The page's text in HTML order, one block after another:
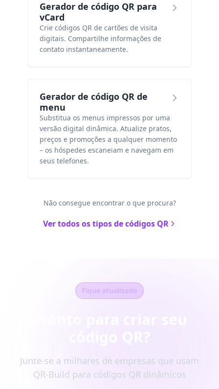
Gerador de código QR para
vCard
Crie códigos QR de cartões de visita
digitais. Compartilhe informações de
contato instantaneamente.
Gerador de código QR de
menu
Substitua os menus impressos por uma
versão digital dinâmica. Atualize pratos,
preços e promoções a qualquer momento
– os hóspedes escaneiam e navegam em
seus telefones.
Não consegue encontrar o que procura?
Ver todos os tipos de códigos QR
Fique atualizado
Junte-se a milhares de empresas que usam
QR-Build para códigos QR dinâmicos